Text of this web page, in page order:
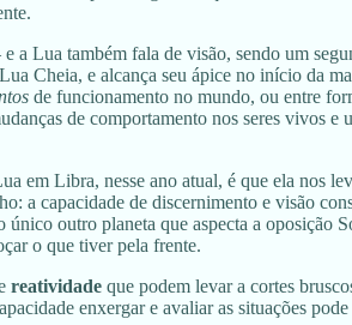
Lua também fala de visão, sendo um
Cheia, e alcança seu ápice no início da
de funcionamento no mundo, ou entre
de comportamento nos seres
em Libra, nesse ano atual, é que ela nos
a capacidade de discernimento e visão
outro planeta que aspecta a
o que tiver pela frente.
reatividade que podem levar a cortes
enxergar e avaliar as situações